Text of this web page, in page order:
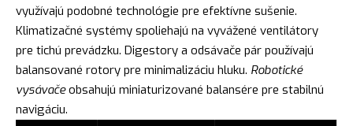
využívajú podobné technológie pre efektívne sušenie.
Klimatizačné systémy spoliehajú na vyvážené ventilátory
pre tichú prevádzku. Digestory a odsávače pár používajú
balansované rotory pre minimalizáciu hluku. Robotické
vysávačeobsahujú miniaturizované balansére pre stabilnú
navigáciu.